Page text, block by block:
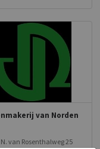
van Norden
van Rosenthalweg 25